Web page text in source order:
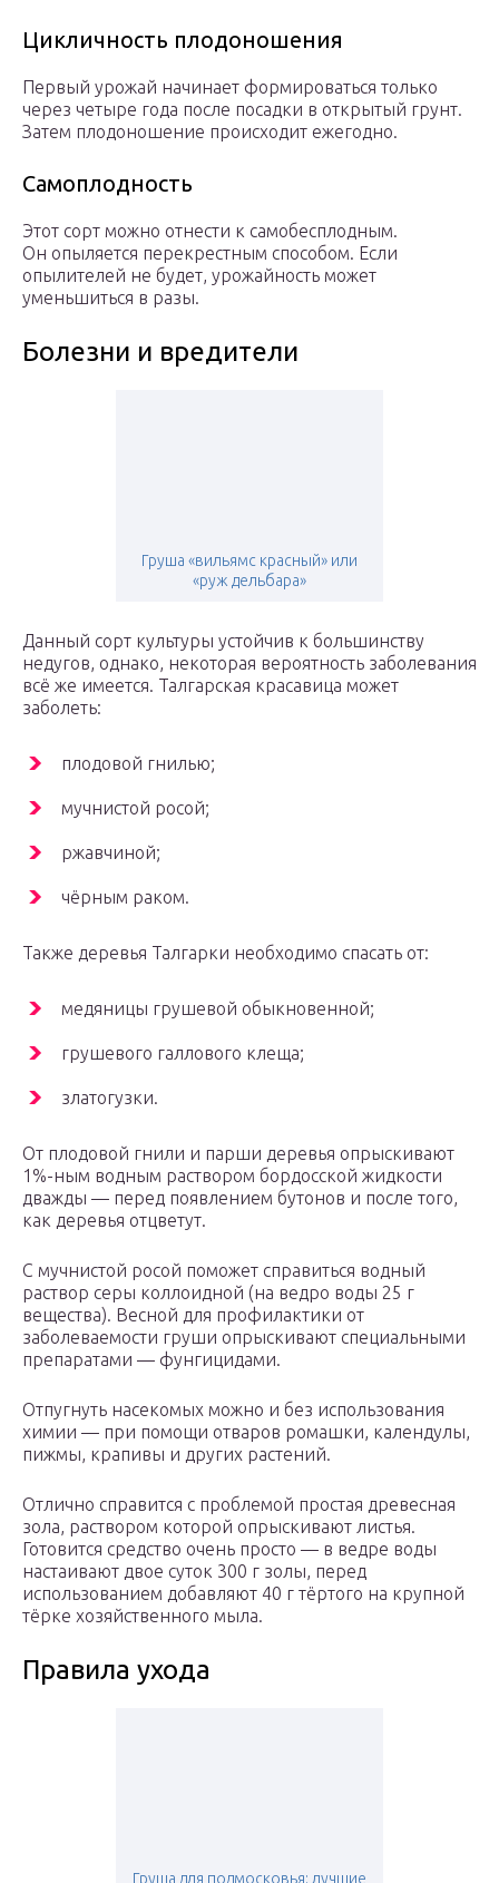
Цикличность плодоношения
Первый урожай начинает формироваться только
через четыре года после посадки в открытый грунт.
Затем плодоношение происходит ежегодно.
Самоплодность
Этот сорт можно отнести к самобесплодным.
Он опыляется перекрестным способом. Если
опылителей не будет, урожайность может
уменьшиться в разы.
Болезни и вредители
Груша «вильямс красный» или
«руж дельбара»
Данный сорт культуры устойчив к большинству
недугов, однако, некоторая вероятность заболевания
всё же имеется. Талгарская красавица может
заболеть:
плодовой гнилью;
мучнистой росой;
ржавчиной;
чёрным раком.
Также деревья Талгарки необходимо спасать от:
медяницы грушевой обыкновенной;
грушевого галлового клеща;
златогузки.
От плодовой гнили и парши деревья опрыскивают
1%-ным водным раствором бордосской жидкости
дважды — перед появлением бутонов и после того,
как деревья отцветут.
С мучнистой росой поможет справиться водный
раствор серы коллоидной (на ведро воды 25 г
вещества). Весной для профилактики от
заболеваемости груши опрыскивают специальными
препаратами — фунгицидами.
Отпугнуть насекомых можно и без использования
химии — при помощи отваров ромашки, календулы,
пижмы, крапивы и других растений.
Отлично справится с проблемой простая древесная
зола, раствором которой опрыскивают листья.
Готовится средство очень просто — в ведре воды
настаивают двое суток 300 г золы, перед
использованием добавляют 40 г тёртого на крупной
тёрке хозяйственного мыла.
Правила ухода
Груша для подмосковья: лучшие